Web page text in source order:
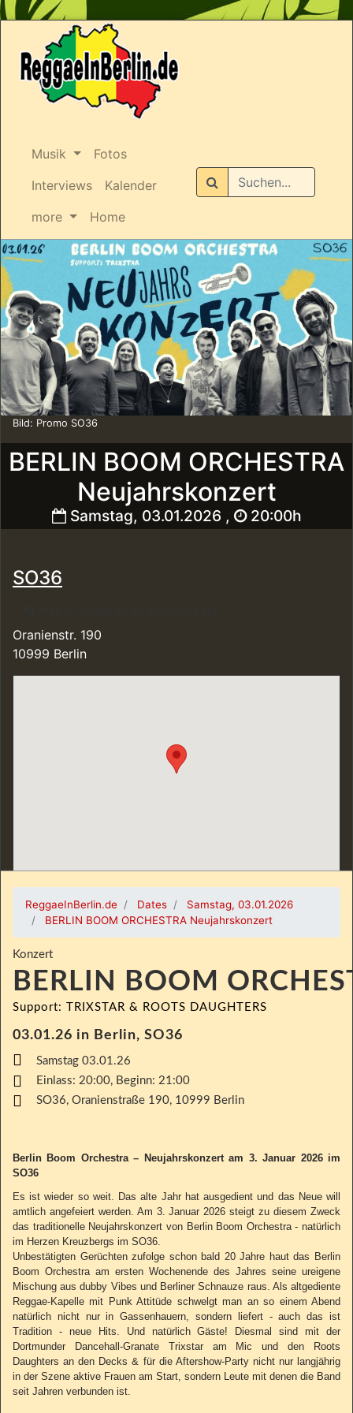
Musik
Fotos
Interviews
Kalender
more
Home
Suchen
BERLIN BOOM ORCHESTRA
Neujahrskonzert
Samstag, 03.01.2026 , 20:00h
Bild: Promo SO36
SO36
Oranienstr. 190
10999 Berlin
ReggaeInBerlin.de Dates
Samstag, 03.01.2026
BERLIN BOOM ORCHESTRA Neujahrskonzert
Konzert
BERLIN BOOM
Support: TRIXSTAR & ROOTS DAUGHTERS
03.01.26 in Berlin, SO36
Samstag 03.01.26
Einlass: 20:00, Beginn: 21:00
SO36, Oranienstraße 190, 10999 Berlin
Berlin Boom Orchestra – Neujahrskonzert am 3. Januar 2026 im
SO36
Es ist wieder so weit. Das alte Jahr hat ausgedient und das Neue will
amtlich angefeiert werden. Am 3. Januar 2026 steigt zu diesem Zweck
das traditionelle Neujahrskonzert von Berlin Boom Orchestra - natürlich
im Herzen Kreuzbergs im SO36.
Unbestätigten Gerüchten zufolge schon bald 20 Jahre haut das Berlin
Boom Orchestra am ersten Wochenende des Jahres seine ureigene
Mischung aus dubby Vibes und Berliner Schnauze raus. Als altgediente
Reggae-Kapelle mit Punk Attitüde schwelgt man an so einem Abend
natürlich nicht nur in Gassenhauern, sondern liefert - auch das ist
Tradition - neue Hits. Und natürlich Gäste! Diesmal sind mit der
Dortmunder Dancehall-Granate Trixstar am Mic und den Roots
Daughters an den Decks & für die Aftershow-Party nicht nur langjährig
in der Szene aktive Frauen am Start, sondern Leute mit denen die Band
seit Jahren verbunden ist.